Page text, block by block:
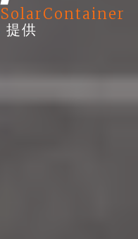
SolarContainer
提供